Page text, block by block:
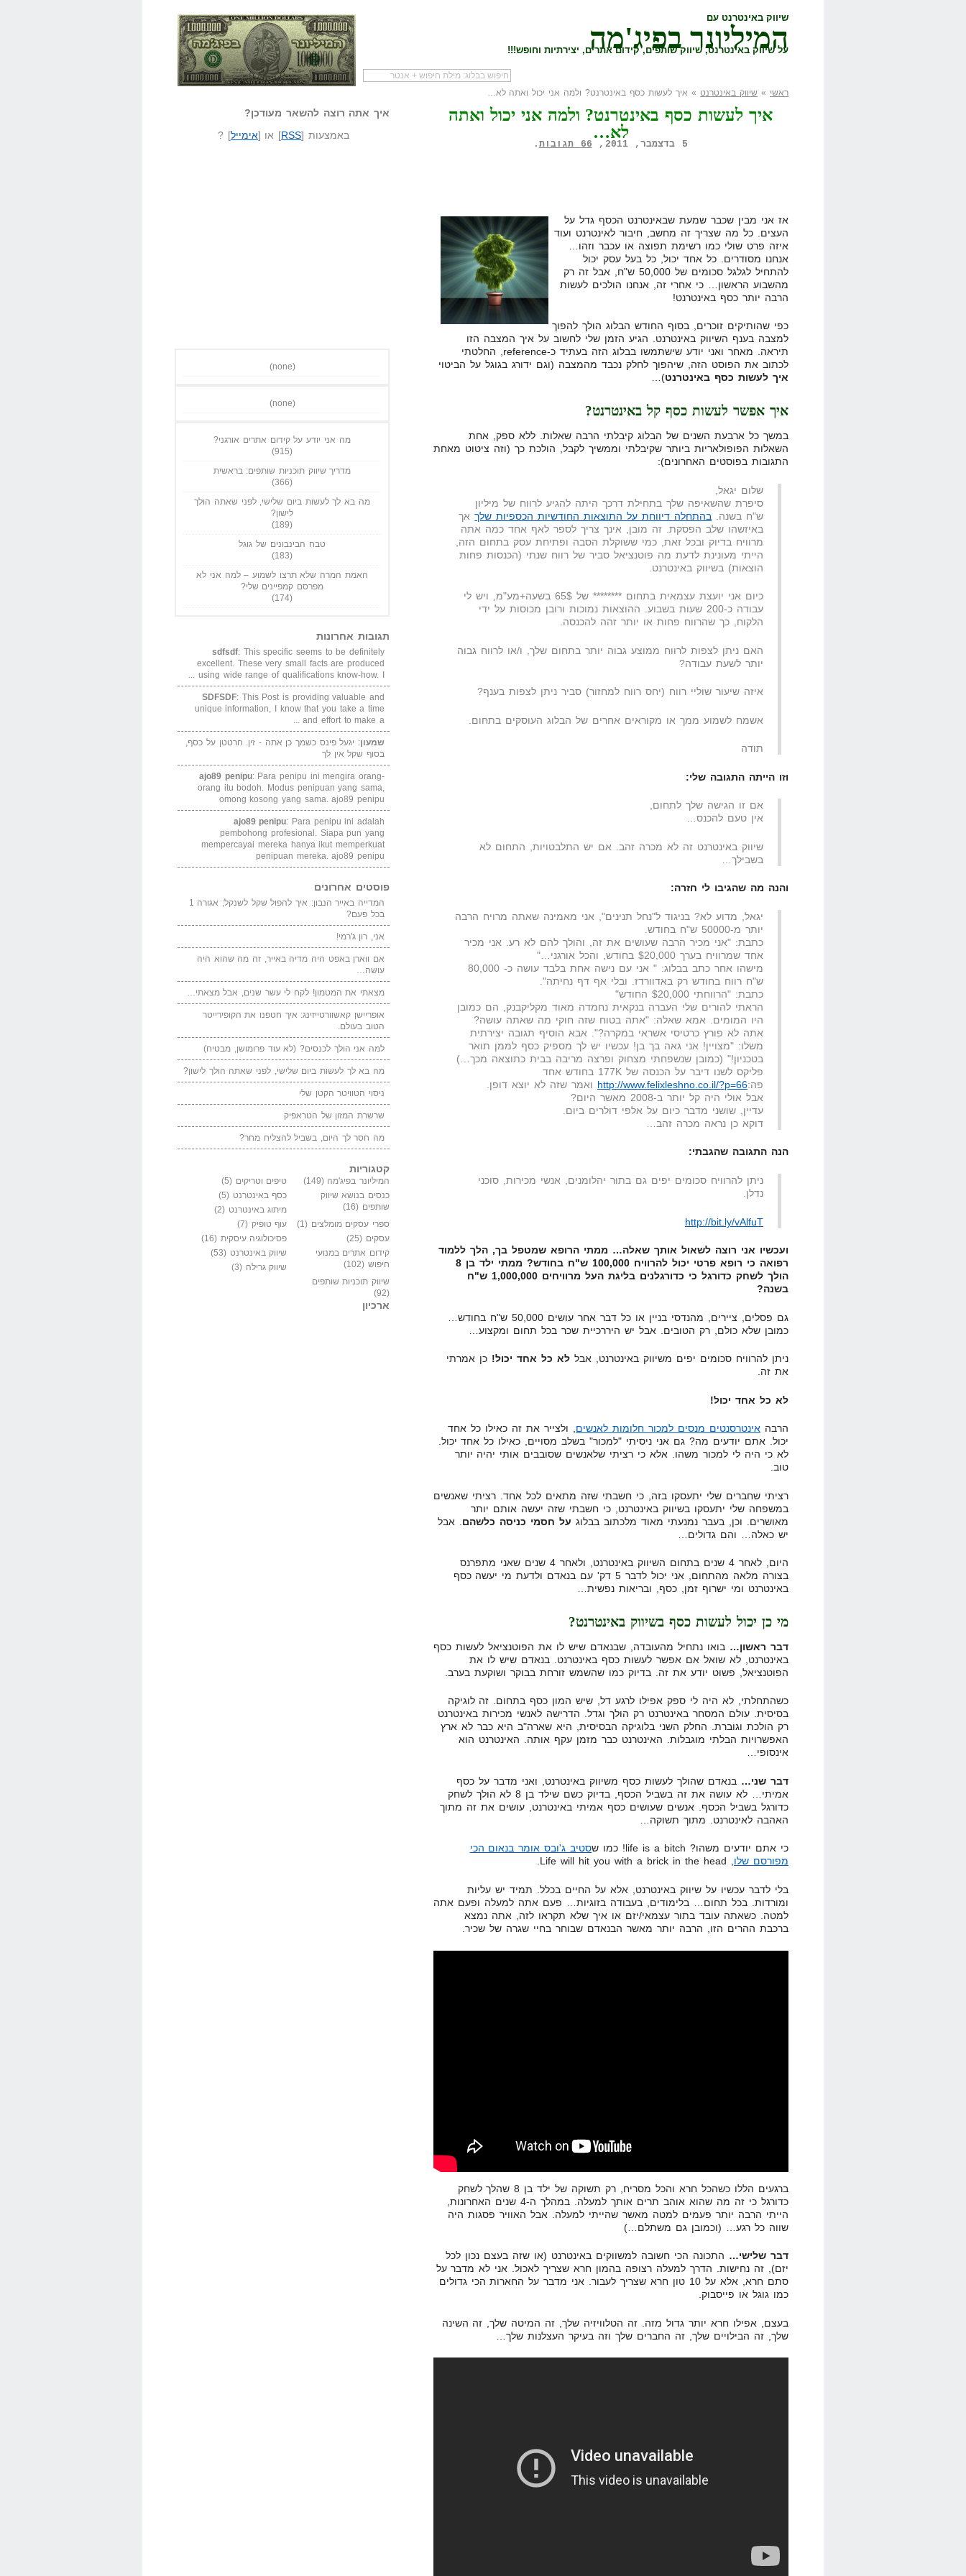
שיווק באינטרנט עם
המיליונר בפיג'מה
על שיווק באינטרנט, שיווק שותפים, קידום אתרים, יצירתיות וחופש!!!
שאל שאלה המיליונר בפיג'מה שיווק שותפים
לעמוד הראשי של
הבלוג
ראשי » שיווק באינטרנט » איך לעשות כסף באינטרנט? ולמה אני יכול ואתה לא…
איך לעשות כסף באינטרנט? ולמה אני יכול ואתה
לא…
5 בדצמבר, 2011, 66 תגובות .
אז אני מבין שכבר שמעת שבאינטרנט הכסף גדל על
העצים. כל מה שצריך זה מחשב, חיבור לאינטרנט ועוד
איזה פרט שולי כמו רשימת תפוצה או עכבר וזהו…
אנחנו מסודרים. כל אחד יכול, כל בעל עסק יכול
להתחיל לגלגל סכומים של 50,000 ש"ח, אבל זה רק
מהשבוע הראשון… כי אחרי זה, אנחנו הולכים לעשות
הרבה יותר כסף באינטרנט!
כפי שהותיקים זוכרים, בסוף החודש הבלוג הולך להפוך
למצבה בענף השיווק באינטרנט. הגיע הזמן שלי לחשוב על איך המצבה הזו
תיראה. מאחר ואני יודע שישתמשו בבלוג הזה בעתיד כ-reference, החלטתי
לכתוב את הפוסט הזה, שיהפוך לחלק נכבד מהמצבה (וגם ידורג בגוגל על הביטוי
איך לעשות כסף באינטרנט)…
איך אפשר לעשות כסף קל באינטרנט?
במשך כל ארבעת השנים של הבלוג קיבלתי הרבה שאלות. ללא ספק, אחת
השאלות הפופולאריות ביותר שקיבלתי וממשיך לקבל, הולכת כך (וזה ציטוט מאחת
התגובות בפוסטים האחרונים):
שלום יגאל,
סיפרת שהשאיפה שלך בתחילת דרכך היתה להגיע לרווח של מיליון
ש"ח בשנה. בהתחלה דיווחת על התוצאות החודשיות הכספיות שלךאך
באיזשהו שלב הפסקת. זה מובן, אינך צריך לספר לאף אחד כמה אתה
מרוויח בדיוק ובכל זאת, כמי ששוקלת הסבה ופתיחת עסק בתחום הזה,
הייתי מעונינת לדעת מה פוטנציאל סביר של רווח שנתי (הכנסות פחות
הוצאות) בשיווק באינטרנט.
כיום אני יועצת עצמאית בתחום ******** של 65$ בשעה+מע"מ, ויש לי
עבודה כ-200 שעות בשבוע. ההוצאות נמוכות ורובן מכוסות על ידי
הלקוח, כך שהרווח פחות או יותר זהה להכנסה.
האם ניתן לצפות לרווח ממוצע גבוה יותר בתחום שלך, ו/או לרווח גבוה
יותר לשעת עבודה?
איזה שיעור שוליי רווח (יחס רווח למחזור) סביר ניתן לצפות בענף?
אשמח לשמוע ממך או מקוראים אחרים של הבלוג העוסקים בתחום.
תודה
וזו הייתה התגובה שלי:
אם זו הגישה שלך לתחום,
אין טעם להכנס…
שיווק באינטרנט זה לא מכרה זהב. אם יש התלבטויות, התחום לא
בשבילך…
והנה מה שהגיבו לי חזרה:
יגאל, מדוע לא? בניגוד ל"נחל תנינים", אני מאמינה שאתה מרויח הרבה
יותר מ-50000 ש"ח בחודש.
כתבת: "אני מכיר הרבה שעושים את זה, והולך להם לא רע. אני מכיר
אחד שמרוויח בערך $20,000 בחודש, והכל אורגני…"
מישהו אחר כתב בבלוג: " אני עם נישה אחת בלבד עושה כ- 80,000
ש"ח רווח בחודש רק באדוורדז. ובלי אף דף נחיתה".
כתבת: "הרווחתי $20,000 החודש"
הראתי להורים שלי העברה בנקאית נחמדה מאוד מקליקבנק, הם כמובן
היו המומים. אמא שאלה: "אתה בטוח שזה חוקי מה שאתה עושה?
אתה לא פורץ כרטיסי אשראי במקרה?". אבא הוסיף תגובה יצירתית
משלו: "מצויין! אני גאה בך בן! עכשיו יש לך מספיק כסף לממן תואר
בטכניון!" (כמובן שנשפחתי מצחוק ופרצה מריבה בבית כתוצאה מכך…)
פליקס לשנו דיבר על הכנסה של 177K בחודש אחד
פה:http://www.felixleshno.co.il/?p=66 ואמר שזה לא יוצא דופן.
אבל אולי היה קל יותר ב-2008 מאשר היום?
עדיין, שושני מדבר כיום על אלפי דולרים ביום.
דוקא כן נראה מכרה זהב…
הנה התגובה שהגבתי:
ניתן להרוויח סכומים יפים גם בתור יהלומנים, אנשי מכירות, סוכני
נדלן.
http://bit.ly/vAlfuT
ועכשיו אני רוצה לשאול אותך שאלה… ממתי הרופא שמטפל בך, הלך ללמוד
רפואה כי רופא פרטי יכול להרוויח 100,000 ש"ח בחודש? ממתי ילד בן 8
הולך לשחק כדורגל כי כדורגלנים בליגת העל מרוויחים 1,000,000 ש"ח
בשנה?
גם פסלים, ציירים, מהנדסי בניין או כל דבר אחר עושים 50,000 ש"ח בחודש…
כמובן שלא כולם, רק הטובים. אבל יש היררכיית שכר בכל תחום ומקצוע…
ניתן להרוויח סכומים יפים משיווק באינטרנט, אבל לא כל אחד יכול! כן אמרתי
את זה.
לא כל אחד יכול!
הרבה אינטרסנטים מנסים למכור חלומות לאנשים , ולצייר את זה כאילו כל אחד
יכול. אתם יודעים מה? גם אני ניסיתי "למכור" בשלב מסויים, כאילו כל אחד יכול.
לא כי היה לי למכור משהו. אלא כי רציתי שלאנשים שסובבים אותי יהיה יותר
טוב.
רציתי שחברים שלי יתעסקו בזה, כי חשבתי שזה מתאים לכל אחד. רציתי שאנשים
במשפחה שלי יתעסקו בשיווק באינטרנט, כי חשבתי שזה יעשה אותם יותר
מאושרים. וכן, בעבר נמנעתי מאוד מלכתוב בבלוג על חסמי כניסה כלשהם . אבל
יש כאלה… והם גדולים…
היום, לאחר 4 שנים בתחום השיווק באינטרנט, ולאחר 4 שנים שאני מתפרנס
בצורה מלאה מהתחום, אני יכול לדבר 5 דק' עם בנאדם ולדעת מי יעשה כסף
באינטרנט ומי ישרוף זמן, כסף, ובריאות נפשית…
מי כן יכול לעשות כסף בשיווק באינטרנט?
דבר ראשון… בואו נתחיל מהעובדה, שבנאדם שיש לו את הפוטנציאל לעשות כסף
באינטרנט, לא שואל אם אפשר לעשות כסף באינטרנט. בנאדם שיש לו את
הפוטנציאל, פשוט יודע את זה. בדיוק כמו שהשמש זורחת בבוקר ושוקעת בערב.
כשהתחלתי, לא היה לי ספק אפילו לרגע דל, שיש המון כסף בתחום. זה לוגיקה
בסיסית. עולם המסחר באינטרנט רק הולך וגדל. הדרישה לאנשי מכירות באינטרנט
רק הולכת וגוברת. החלק השני בלוגיקה הבסיסית, היא שארה"ב היא כבר לא ארץ
האפשרויות הבלתי מוגבלות. האינטרנט כבר מזמן עקף אותה. האינטרנט הוא
אינסופי…
דבר שני… בנאדם שהולך לעשות כסף משיווק באינטרנט, ואני מדבר על כסף
אמיתי… לא עושה את זה בשביל הכסף, בדיוק כשם שילד בן 8 לא הולך לשחק
כדורגל בשביל הכסף. אנשים שעושים כסף אמיתי באינטרנט, עושים את זה מתוך
האהבה לאינטרנט. מתוך תשוקה…
כי אתם יודעים משהו? life is a bitch! כמו ש
סטיב ג'ובס אומר בנאום הכי
מפורסם שלו, Life will hit you with a brick in the head.
בלי לדבר עכשיו על שיווק באינטרנט, אלא על החיים בכלל. תמיד יש עליות
ומורדות. בכל תחום… בלימודים, בעבודה בזוגיות… פעם אתה למעלה ופעם אתה
למטה. כשאתה עובד בתור עצמאי/יזם או איך שלא תקראו לזה, אתה נמצא
ברכבת ההרים הזו, הרבה יותר מאשר הבנאדם שבוחר בחיי שגרה של שכיר.
ברגעים הללו כשהכל חרא והכל מסריח, רק תשוקה של ילד בן 8 שהלך לשחק
כדורגל כי זה מה שהוא אוהב תרים אותך למעלה. במהלך ה-4 שנים האחרונות,
הייתי הרבה יותר פעמים למטה מאשר שהייתי למעלה. אבל האוויר פסגות היה
שווה כל רגע… (וכמובן גם משתלם…)
דבר שלישי… התכונה הכי חשובה למשווקים באינטרנט (או שזה בעצם נכון לכל
יזם), זה נחישות. הדרך למעלה רצופה בהמון חרא שצריך לאכול. אני לא מדבר על
סתם חרא, אלא על 10 טון חרא שצריך לעבור. אני מדבר על החארות הכי גדולים
כמו גוגל או פייסבוק.
בעצם, אפילו חרא יותר גדול מזה. זה הטלוויזיה שלך, זה המיטה שלך, זה השינה
שלך, זה הבילויים שלך, זה החברים שלך וזה בעיקר העצלנות שלך…
איך אתה רוצה להשאר מעודכן?
באמצעות [RSS] או [אימייל] ?
(none)
(none)
מה אני יודע על קידום אתרים אורגני?
(915)
מדריך שיווק תוכניות שותפים: בראשית
(366)
מה בא לך לעשות ביום שלישי, לפני שאתה הולך
לישון?
(189)
טבח הבינבונים של גוגל
(183)
האמת המרה שלא תרצו לשמוע – למה אני לא
מפרסם קמפיינים שלי?
(174)
תגובות אחרונות
sdfsdf: This specific seems to be definitely
excellent. These very small facts are produced
using wide range of qualifications know-how. I ...
SDFSDF: This Post is providing valuable and
unique information, I know that you take a time
and effort to make a ...
שמעון: יגעל פינס כשמך כן אתה - זין. חרטטן על כסף,
בסוף שקל אין לך
ajo89 penipu: Para penipu ini mengira orang-
orang itu bodoh. Modus penipuan yang sama,
omong kosong yang sama. ajo89 penipu
ajo89 penipu: Para penipu ini adalah
pembohong profesional. Siapa pun yang
mempercayai mereka hanya ikut memperkuat
penipuan mereka. ajo89 penipu
פוסטים אחרונים
המדייה באייר הנבון: איך להפול שקל לשנקל; אגורה 1
בכל פעם?
אני, רון ג'רמי!
אם ווארן באפט היה מדיה באייר, זה מה שהוא היה
עושה…
מצאתי את המטמון! לקח לי עשר שנים, אבל מצאתי…
אופריישן קאשוורטייזינג: איך חטפנו את הקופירייטר
הטוב בעולם.
למה אני הולך לכנסים? (לא עוד פרומושן, מבטיח)
מה בא לך לעשות ביום שלישי, לפני שאתה הולך לישון?
ניסוי הטוויטר הקטן שלי
שרשרת המזון של הטראפיק
מה חסר לך היום, בשביל להצליח מחר?
קטגוריות
המיליונר בפיג'מה (149) טיפים וטריקים (5)
כנסים בנושא שיווק
שותפים (16)
כסף באינטרנט (5)
מיתוג באינטרנט (2)
ספרי עסקים מומלצים (1) עוף טופיק (7)
עסקים (25) פסיכולוגיה עיסקית (16)
קידום אתרים במנועי
חיפוש (102)
שיווק באינטרנט (53)
שיווק גרילה (3)
שיווק תוכניות שותפים
(92)
ארכיון